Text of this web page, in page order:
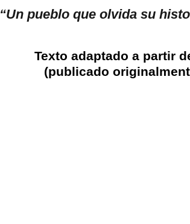
“Un pueblo que olvida su
Texto adaptado a partir
(publicado